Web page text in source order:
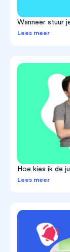
Wanneer stuur
Lees meer
Hoe kies ik de
Lees meer